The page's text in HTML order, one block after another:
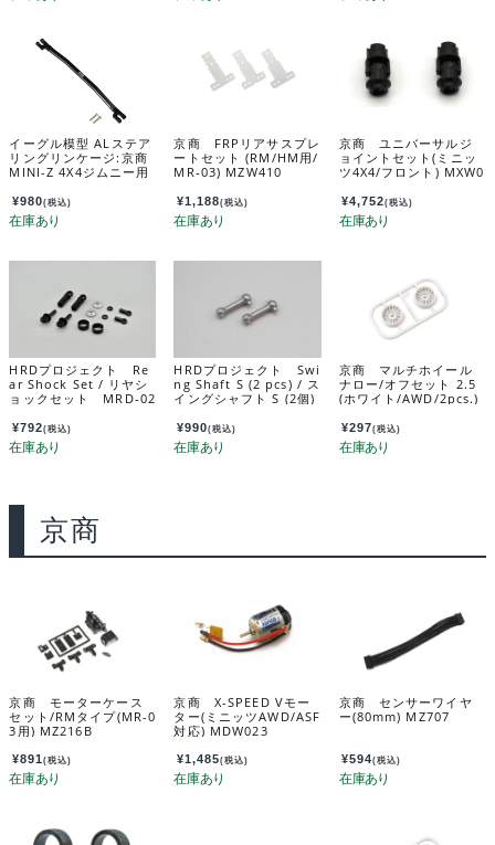
イーグル模型 ALステア
リングリンケージ:京商
MINI-Z 4X4ジムニー用
¥980(税込)
京商 FRPリアサスプレ
ートセット (RM/HM用/
MR-03) MZW410
¥1,188(税込)
京商 ユニバーサルジ
ョイントセット(ミニッ
ツ4X4/フロント) MXW0
¥4,752(税込)
HRDプロジェクト Re
ar Shock Set / リヤシ
ョックセット MRD-02
¥792(税込)
HRDプロジェクト Swi
ng Shaft S (2 pcs) / ス
イングシャフト S (2個)
¥990(税込)
京商 マルチホイール
ナロー/オフセット 2.5
(ホワイト/AWD/2pcs.)
¥297(税込)
京商
京商 モーターケース
セット/RMタイプ(MR-0
3用) MZ216B
¥891(税込)
京商 X-SPEED Vモー
ター(ミニッツAWD/ASF
対応) MDW023
¥1,485(税込)
京商 センサーワイヤ
ー(80mm) MZ707
¥594(税込)